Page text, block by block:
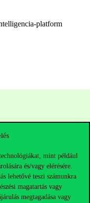
mint például
és/vagy elérésére.
lehetővé teszi számunkra
magatartás vagy
megtagadása vagy
platform